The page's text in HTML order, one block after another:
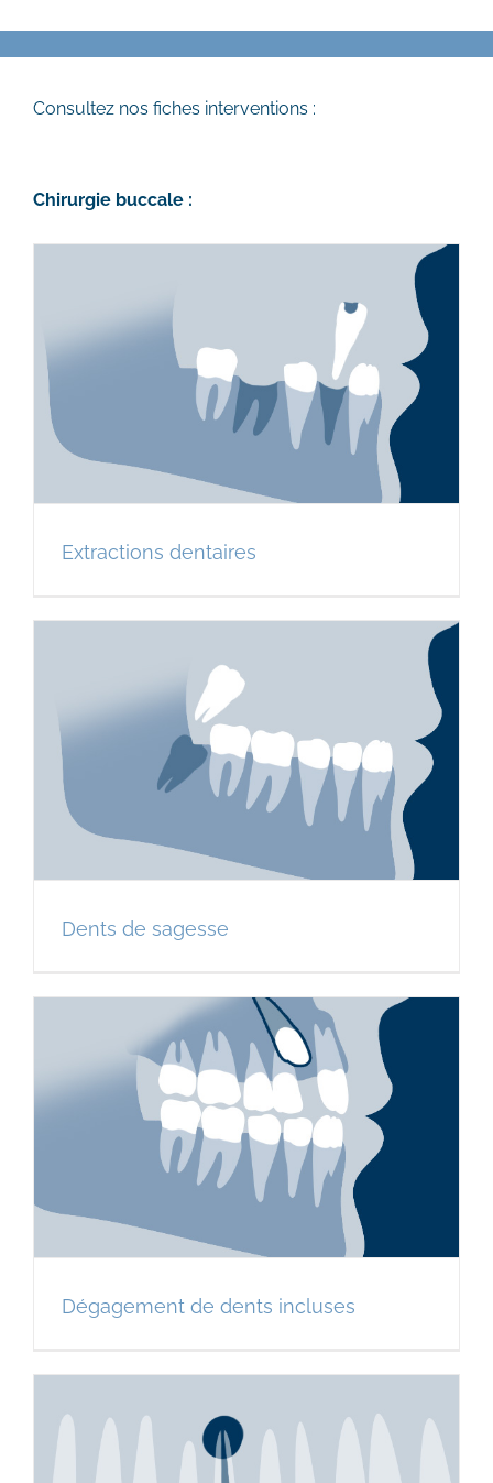
Consultez nos fiches interventions :
Chirurgie buccale :
Extractions dentaires
Dents de sagesse
Dégagement de dents incluses